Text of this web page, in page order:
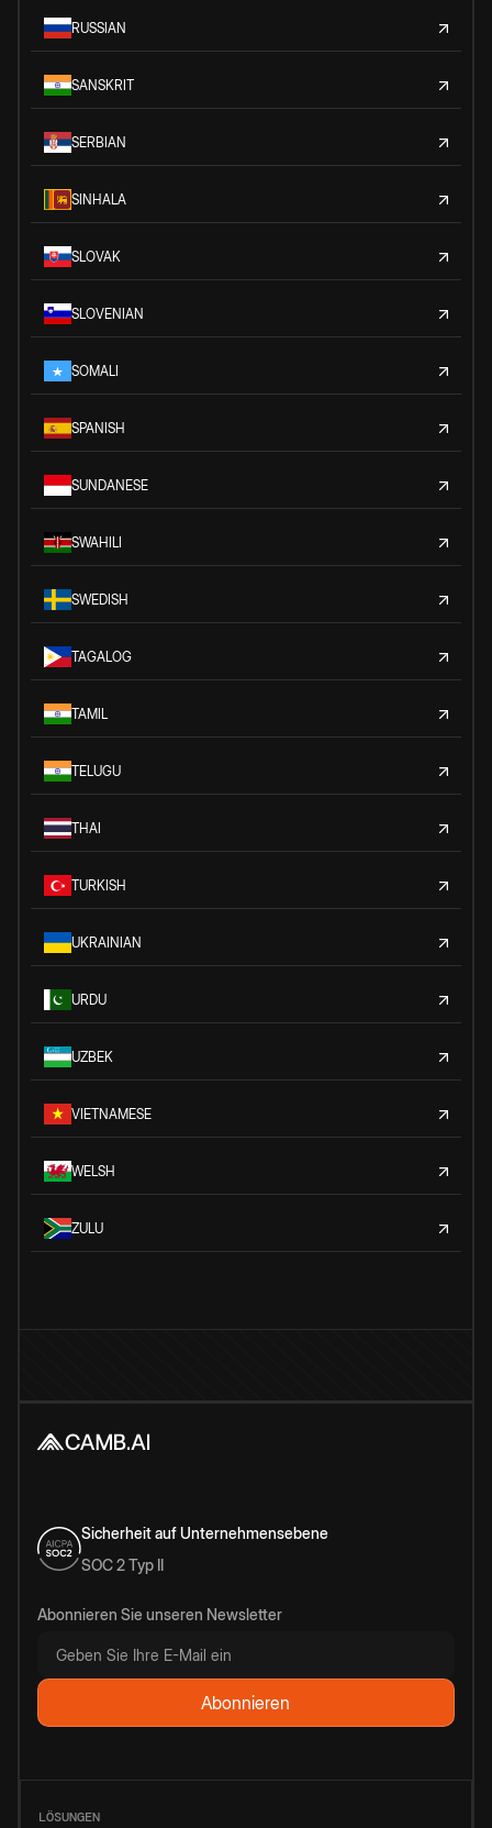
RUSSIAN
SANSKRIT
SERBIAN
SINHALA
SLOVAK
SLOVENIAN
SOMALI
SPANISH
SUNDANESE
SWAHILI
SWEDISH
TAGALOG
TAMIL
TELUGU
THAI
TURKISH
UKRAINIAN
URDU
UZBEK
VIETNAMESE
WELSH
ZULU
Sicherheit auf Unternehmensebene
SOC 2 Typ II
Abonnieren Sie unseren Newsletter
LÖSUNGEN